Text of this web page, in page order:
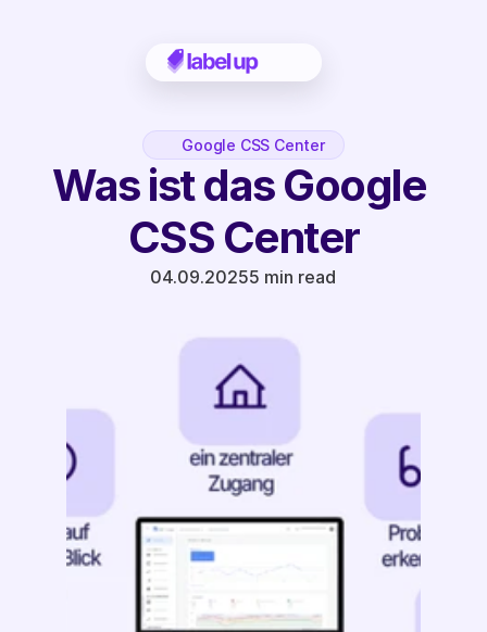
Google CSS Center
Was ist das Google
CSS Center
04.09.20255 min read